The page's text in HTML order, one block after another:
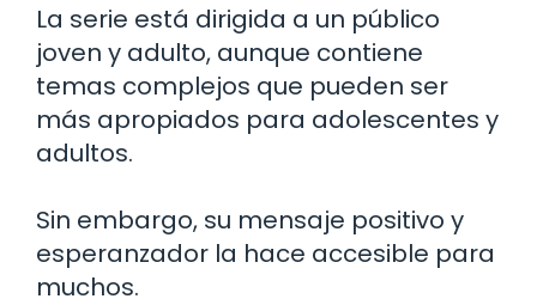
La serie está dirigida a un público
joven y adulto, aunque contiene
temas complejos que pueden ser
más apropiados para adolescentes y
adultos.
Sin embargo, su mensaje positivo y
esperanzador la hace accesible para
muchos.